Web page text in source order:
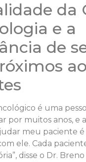
da
e a
de
é uma
por muitos anos, e
meu paciente é
ele. Cada
disse o Dr.